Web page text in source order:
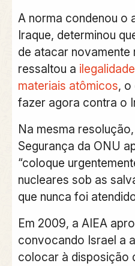
A norma condenou o
Iraque, determinou
de atacar novamente
ressaltou a
materiais atômicos, o
fazer agora contra o
Na mesma
Segurança da ONU
“coloque
nucleares sob as
que nunca foi
Em 2009, a AIEA
convocando Israel a
colocar à disposição